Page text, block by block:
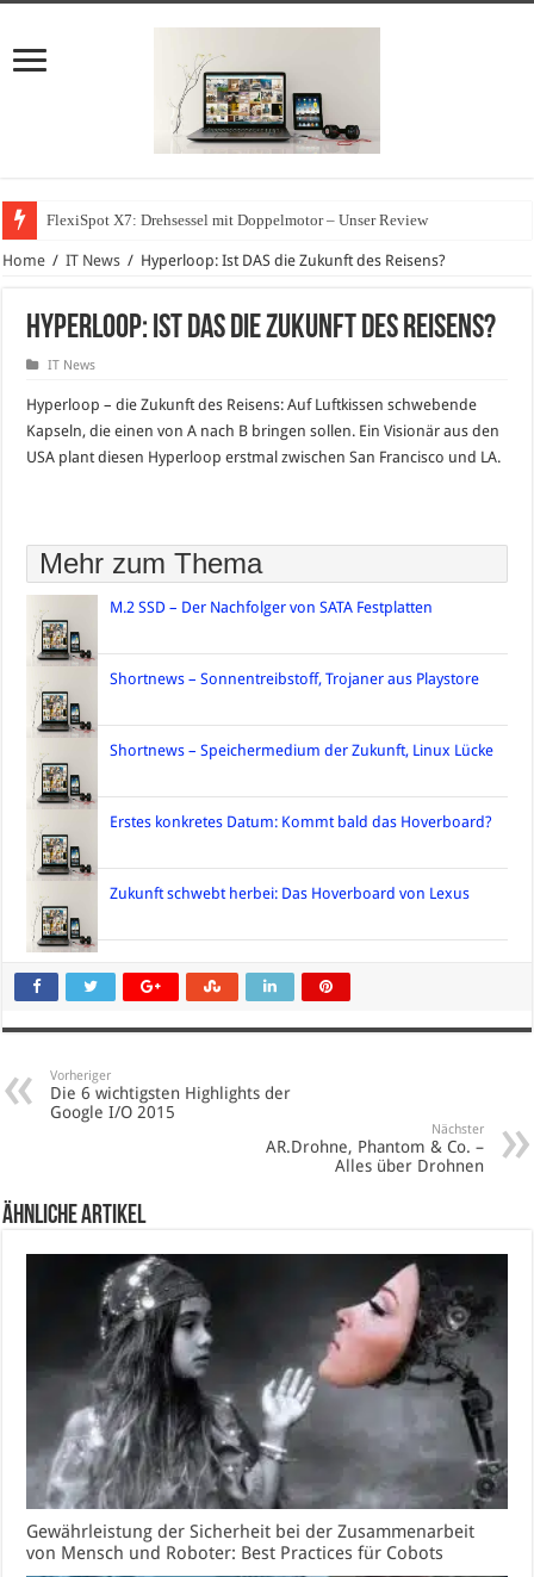
FlexiSpot X7: Drehsessel mit Doppelmotor – Unser Review
Home / IT News / Hyperloop: Ist DAS die Zukunft des Reisens?
Hyperloop: Ist DAS die Zukunft des Reisens?
IT News
Hyperloop – die Zukunft des Reisens: Auf Luftkissen schwebende
Kapseln, die einen von A nach B bringen sollen. Ein Visionär aus den
USA plant diesen Hyperloop erstmal zwischen San Francisco und LA.
Mehr zum Thema
M.2 SSD – Der Nachfolger von SATA Festplatten
Shortnews – Sonnentreibstoff, Trojaner aus Playstore
Shortnews – Speichermedium der Zukunft, Linux Lücke
Erstes konkretes Datum: Kommt bald das Hoverboard?
Zukunft schwebt herbei: Das Hoverboard von Lexus
Vorheriger
Die 6 wichtigsten Highlights der
Google I/O 2015
Nächster
AR.Drohne, Phantom & Co. –
Alles über Drohnen
Ähnliche Artikel
Gewährleistung der Sicherheit bei der Zusammenarbeit
von Mensch und Roboter: Best Practices für Cobots